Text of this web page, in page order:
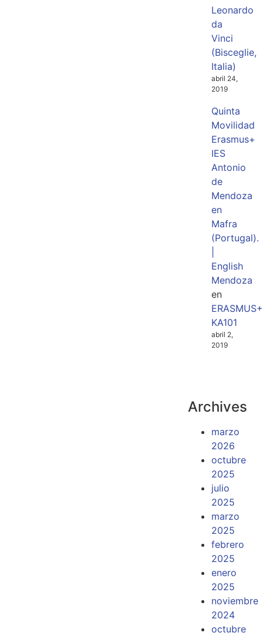
Leonardo
da
Vinci
(Bisceglie,
Italia)
abril 24,
2019
Quinta
Movilidad
Erasmus+
IES
Antonio
de
Mendoza
en
Mafra
(Portugal).
English
Mendoza
en
ERASMUS+
KA101
abril 2,
2019
Archives
marzo
2026
octubre
2025
julio
2025
marzo
2025
febrero
2025
enero
2025
noviembre
2024
octubre